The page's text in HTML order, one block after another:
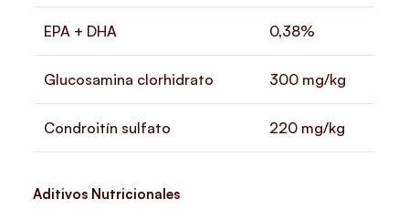
EPA + DHA 0,38%
Glucosamina clorhidrato 300 mg/kg
Condroitín sulfato 220 mg/kg
Aditivos Nutricionales